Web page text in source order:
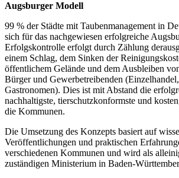
Augsburger Modell
99 % der Städte mit Taubenmanagement in
sich für das nachgewiesen erfolgreiche
Erfolgskontrolle erfolgt durch Zählung
einem Schlag, dem Sinken der
öffentlichem Gelände und dem Ausbleiben
Bürger und Gewerbetreibenden
Gastronomen). Dies ist mit Abstand die
nachhaltigste, tierschutzkonformste und
die Kommunen.
Die Umsetzung des Konzepts basiert auf
Veröffentlichungen und praktischen
verschiedenen Kommunen und wird als
zuständigen Ministerium in Baden-